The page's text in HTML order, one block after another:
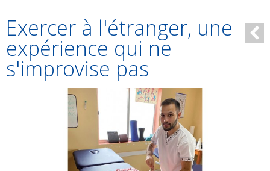
Exercer à l'étranger, une
expérience qui ne
s'improvise pas